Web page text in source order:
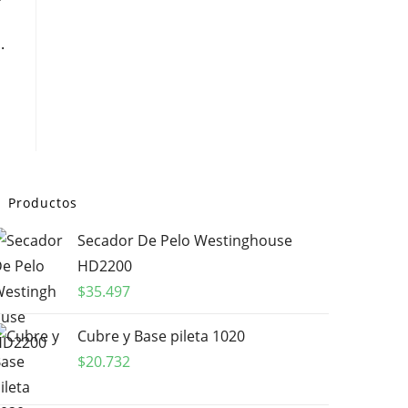
Productos
Secador De Pelo Westinghouse
HD2200
$35.497
Cubre y Base pileta 1020
$20.732